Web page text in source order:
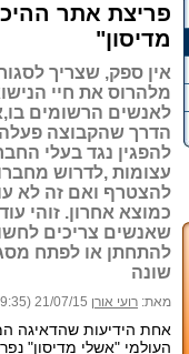
פריצת אתר
מדיסון"
אין ספק, שצריך
מלהרוס את חיי
לאנשים הרשומים
הדרך שהקבוצה
להפגין נגד בעלי
עצומות ,לדרוש
להצטרף ואם זה לא
כמוצא אחרון. זוהי
שאנשים צריכים
להתחתן או לפתח
שונה
מאת: רועי אורן 21/07/15 (19:35)
אחת הידיעות שהדאיגה
העולמי "אשלי מדיסון"